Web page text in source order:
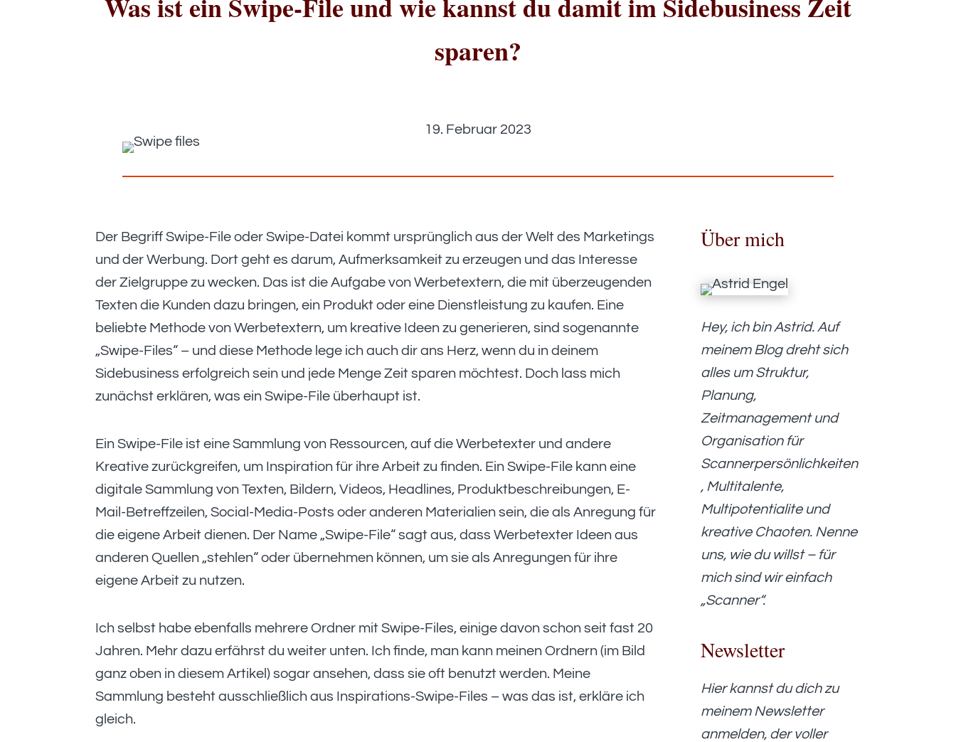
sparen?
19. Februar 2023
Der Begriff Swipe-File oder Swipe-Datei kommt ursprünglich aus der Welt des Marketings
und der Werbung. Dort geht es darum, Aufmerksamkeit zu erzeugen und das Interesse
der Zielgruppe zu wecken. Das ist die Aufgabe von Werbetextern, die mit überzeugenden
Texten die Kunden dazu bringen, ein Produkt oder eine Dienstleistung zu kaufen. Eine
beliebte Methode von Werbetextern, um kreative Ideen zu generieren, sind sogenannte
„Swipe-Files“ – und diese Methode lege ich auch dir ans Herz, wenn du in deinem
Sidebusiness erfolgreich sein und jede Menge Zeit sparen möchtest. Doch lass mich
zunächst erklären, was ein Swipe-File überhaupt ist.
Ein Swipe-File ist eine Sammlung von Ressourcen, auf die Werbetexter und andere
Kreative zurückgreifen, um Inspiration für ihre Arbeit zu finden. Ein Swipe-File kann eine
digitale Sammlung von Texten, Bildern, Videos, Headlines, Produktbeschreibungen, E-
Mail-Betreffzeilen, Social-Media-Posts oder anderen Materialien sein, die als Anregung für
die eigene Arbeit dienen. Der Name „Swipe-File“ sagt aus, dass Werbetexter Ideen aus
anderen Quellen „stehlen“ oder übernehmen können, um sie als Anregungen für ihre
eigene Arbeit zu nutzen.
Ich selbst habe ebenfalls mehrere Ordner mit Swipe-Files, einige davon schon seit fast 20
Jahren. Mehr dazu erfährst du weiter unten. Ich finde, man kann meinen Ordnern (im Bild
ganz oben in diesem Artikel) sogar ansehen, dass sie oft benutzt werden. Meine
Sammlung besteht ausschließlich aus Inspirations-Swipe-Files – was das ist, erkläre ich
gleich.
Über mich
Hey, ich bin Astrid. Auf
meinem Blog dreht sich
alles um Struktur,
Planung,
Zeitmanagement und
Organisation für
Scannerpersönlichkeiten
, Multitalente,
Multipotentialite und
kreative Chaoten. Nenne
uns, wie du willst – für
mich sind wir einfach
„Scanner“.
Newsletter
Hier kannst du dich zu
meinem Newsletter
anmelden, der voller